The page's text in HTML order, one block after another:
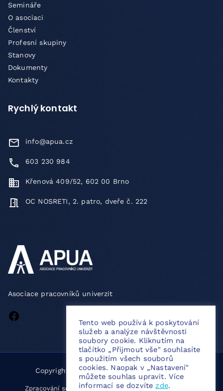
Semináře
O asociaci
Členství
Profesní skupiny
Stanovy
Dokumenty
Kontakty
Rychlý kontakt
info@apua.cz
603 230 984
Křenová 409/52, 602 00 Brno
OC NOSRETI, 2. patro, dveře č. 222
Asociace pracovníků univerzit
Copyright © 2026APUA. Created by Webiri
Zpracování souborů cookies |Ochrana osobních údajů
Tento web používá k poskytování
služeb a analýze návštěvnosti
soubory cookie. Kliknutím na
tlačítko „Přijmout vše" souhlasíte
s použitím všech souborů
cookies. Naopak v „Nastavení"
můžete souhlas upravit. Více
informací se dozvítezde.